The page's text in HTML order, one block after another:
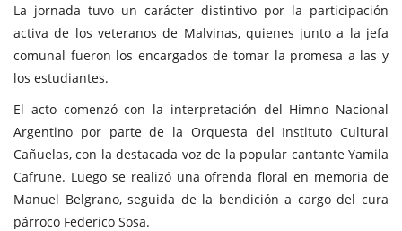
La jornada tuvo un carácter distintivo por la participación
activa de los veteranos de Malvinas, quienes junto a la jefa
comunal fueron los encargados de tomar la promesa a las y
los estudiantes.
El acto comenzó con la interpretación del Himno Nacional
Argentino por parte de la Orquesta del Instituto Cultural
Cañuelas, con la destacada voz de la popular cantante Yamila
Cafrune. Luego se realizó una ofrenda floral en memoria de
Manuel Belgrano, seguida de la bendición a cargo del cura
párroco Federico Sosa.